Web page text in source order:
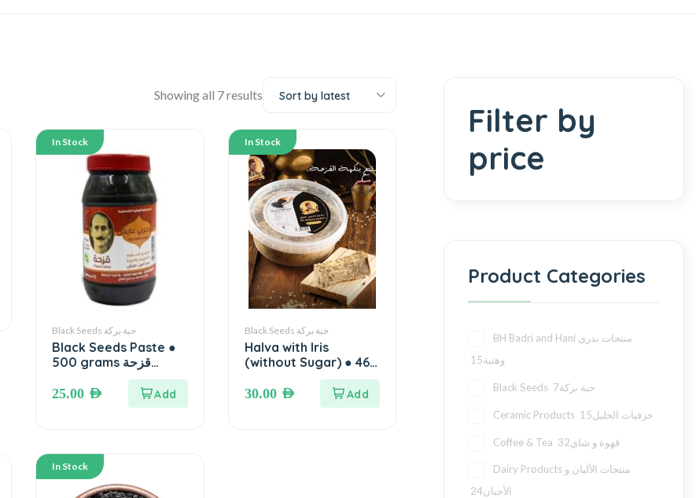
Showing all 7 results Sort by latest
In Stock
Black Seeds حبة بركة
Black Seeds Paste ●
500 grams قزحة
ابوحربي عايش – معجون
حبة البركة – معجون الحبة
السوداء ( سائلة)
25.00 AED
In Stock
Black Seeds حبة بركة
Halva with Iris
(without Sugar) ● 460
خالية من السكر
30.00 AED
In Stock
Filter by
price
Product Categories
BH Badri and Hani منتجات بدري
وهنية15
Black Seeds حبة بركة7
Ceramic Products خزفيات الخليل15
Coffee & Tea قهوة و شاي32
Dairy Products منتجات الألبان و
الأجبان24